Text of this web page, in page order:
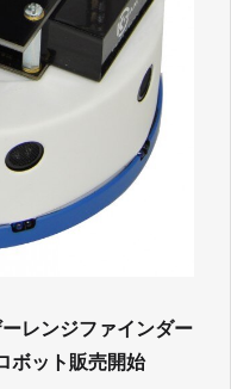
レンジファインダー
ボット販売開始